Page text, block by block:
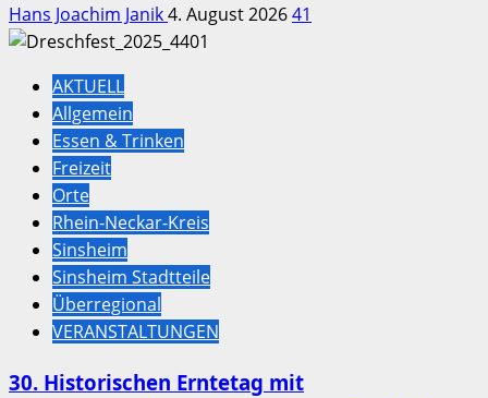
Hans Joachim Janik4. August 202641
AKTUELL
Allgemein
Essen & Trinken
Freizeit
Orte
Rhein-Neckar-Kreis
Sinsheim
Sinsheim Stadtteile
Überregional
VERANSTALTUNGEN
30. Historischen Erntetag mit